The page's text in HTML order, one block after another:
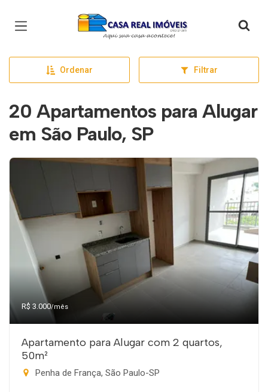
Página inicial
Ordenar Filtrar
20 Apartamentos para Alugar
em São Paulo, SP
R$ 3.000/mês
Apartamento para Alugar com 2 quartos,
50m²
Penha de França, São Paulo-SP